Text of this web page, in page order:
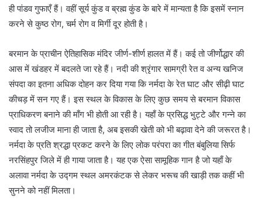
ही पांडव गुफाएँ हैं। वहीं सूर्य कुंड व ब्रह्म कुंड के बारे में मान्यता है कि इसमें स्नान
करने से कुष्ठ रोग, चर्म रोग व मिर्गी दूर होती है।
बरमान के प्राचीन ऐतिहासिक मंदिर जीर्ण-शीर्ण हालत में हैं। कई तो जीर्णोद्धार की
आस में खंडहर में बदलते जा रहे हैं। नदी की श्रृंगार सामग्री रेत व अन्य खनिज
संपदा का इतना अधिक दोहन कर दिया गया कि नर्मदा के रेत घाट और सीढ़ी घाट
कीचड़ में सन गए हैं। इस स्थल के विकास के लिए कुछ समय से बरमान विकास
प्राधिकरण बनाने की माँग भी होती आ रही है। यहाँ के प्रसिद्ध भुट्टे और गन्ने का
स्वाद तो लजीज माना ही जाता है, अब इसकी खेती को भी बढ़ावा देने की जरूरत है।
नर्मदा के प्रति श्रद्धा प्रकट करने के लिए लोक परंपरा का गीत बंबुलिया सिर्फ
नरसिंहपुर जिले में ही गाया जाता है। यह एक ऐसा सामूहिक गान है जो यहाँ के
अलावा नर्मदा के उद्गम स्थल अमरकंटक से लेकर भरूच की खाड़ी तक कहीं भी
सुनने को नहीं मिलता।